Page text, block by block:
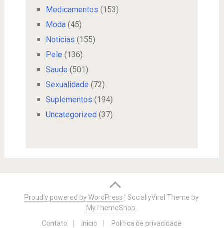
Medicamentos (153)
Moda(45)
Noticias (155)
Pele (136)
Saude (501)
Sexualidade (72)
Suplementos (194)
Uncategorized (37)
Proudly powered by WordPress |SociallyViral Theme by
MyThemeShop.
Contato
Inicio Política de privacidade